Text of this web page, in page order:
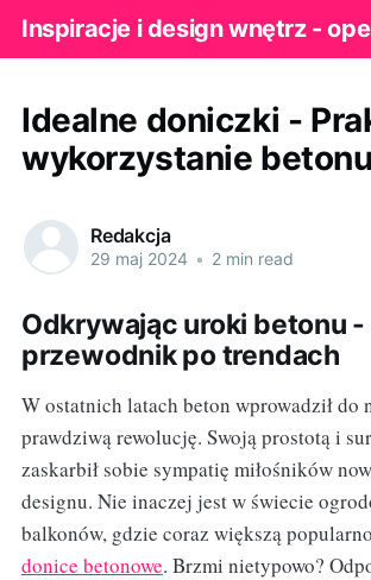
Inspiracje i design wnętrz -
Idealne doniczki -
wykorzystanie betonu
Redakcja
29 maj 2024 • 2 min read
Odkrywając uroki betonu -
przewodnik po trendach
W ostatnich latach beton wprowadził do
prawdziwą rewolucję. Swoją prostotą i
zaskarbił sobie sympatię miłośników
designu. Nie inaczej jest w świecie
balkonów, gdzie coraz większą
donice betonowe. Brzmi nietypowo?